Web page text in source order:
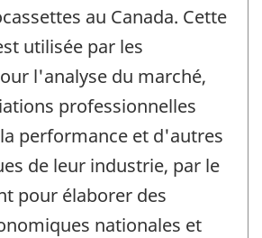
au Canada. Cette
utilisée par les
l'analyse du marché,
professionnelles
performance et d'autres
de leur industrie, par le
pour élaborer des
nationales et